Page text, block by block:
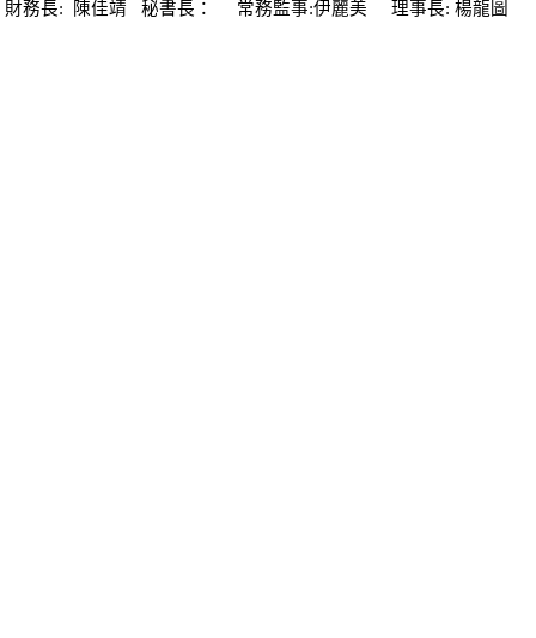
財務長: 陳佳靖 秘書長： 常務監事:伊麗美 理事長: 楊龍圖